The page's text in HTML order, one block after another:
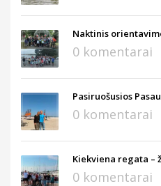
Naktinis
0 komentarai
Pasiruošusios
0 komentarai
Kiekviena regata –
0 komentarai